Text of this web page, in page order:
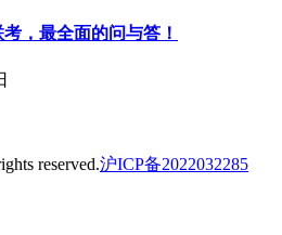
，最全面的问与答！
reserved.沪ICP备2022032285